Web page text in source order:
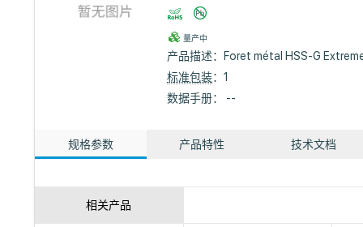
量产中
产品描述：
Foret métal HSS-G
标准包装：1
数据手册： --
规格参数 产品特性 技术文档
相关产品